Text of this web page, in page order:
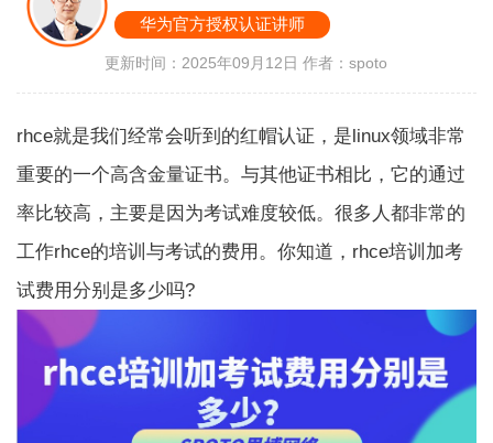
华为官方授权认证讲师
更新时间：2025年09月12日作者：spoto
rhce就是我们经常会听到的红帽认证，是linux领域非常
重要的一个高含金量证书。与其他证书相比，它的通过
率比较高，主要是因为考试难度较低。很多人都非常的
工作rhce的培训与考试的费用。你知道，rhce培训加考
试费用分别是多少吗?